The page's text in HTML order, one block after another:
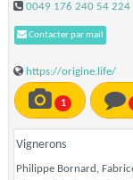
0049 176 240 54 224
Contacter par mail
https://origine.life/
1
Vignerons
Philippe Bornard,